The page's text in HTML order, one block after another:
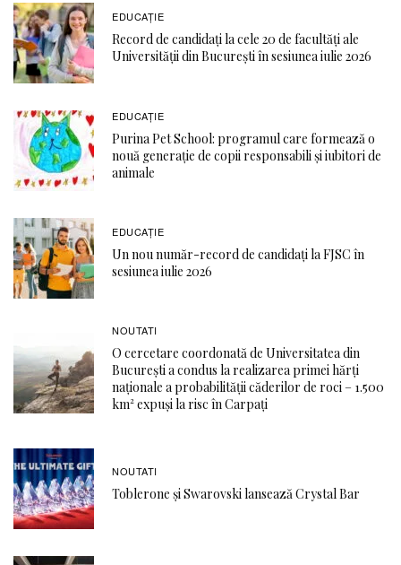
EDUCAŢIE
Record de candidați la cele 20 de facultăți ale
Universității din București în sesiunea iulie 2026
EDUCAŢIE
Purina Pet School: programul care formează o
nouă generație de copii responsabili și iubitori de
animale
EDUCAŢIE
Un nou număr-record de candidați la FJSC în
sesiunea iulie 2026
NOUTATI
O cercetare coordonată de Universitatea din
București a condus la realizarea primei hărți
naționale a probabilității căderilor de roci – 1.500
km² expuși la risc în Carpați
NOUTATI
Toblerone și Swarovski lansează Crystal Bar